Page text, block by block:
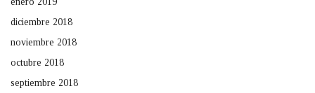
diciembre 2018
noviembre 2018
octubre 2018
septiembre 2018